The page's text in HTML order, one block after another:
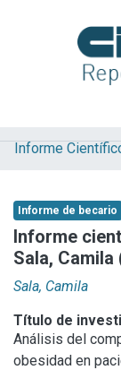
Explorar
Aportar material
Statistics
Informe
Informe de becario
Informe
Sala, Camila
Sala, Camila
Título de
Análisis del
obesidad en